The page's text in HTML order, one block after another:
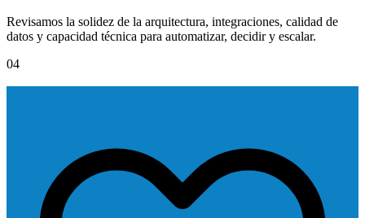
Revisamos la solidez de la arquitectura, integraciones, calidad de
datos y capacidad técnica para automatizar, decidir y escalar.
04